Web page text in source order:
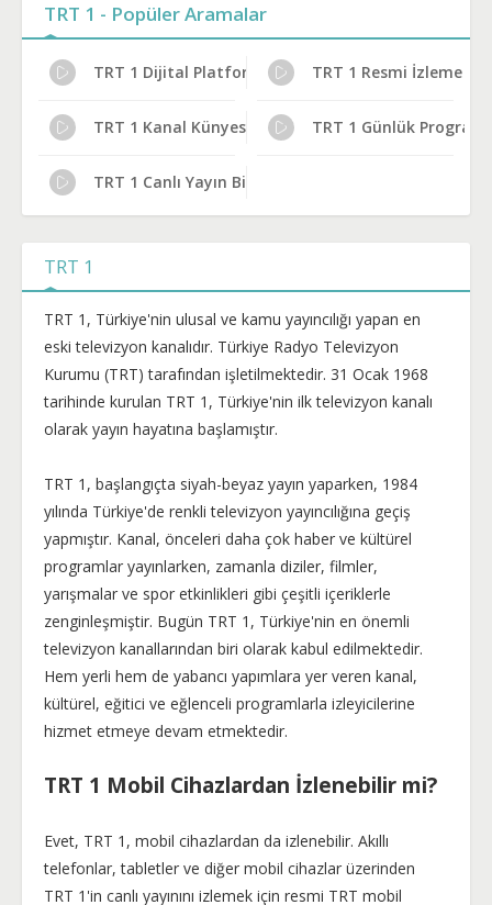
TRT 1 - Popüler Aramalar
TRT 1 Dijital Platform Kanal NoTRT 1 Resmi İzleme
TRT 1 Kanal Künyesi TRT 1 Günlük Program
TRT 1 Canlı Yayın Bilgileri
TRT 1
TRT 1, Türkiye'nin ulusal ve kamu yayıncılığı yapan en
eski televizyon kanalıdır. Türkiye Radyo Televizyon
Kurumu (TRT) tarafından işletilmektedir. 31 Ocak 1968
tarihinde kurulan TRT 1, Türkiye'nin ilk televizyon kanalı
olarak yayın hayatına başlamıştır.
TRT 1, başlangıçta siyah-beyaz yayın yaparken, 1984
yılında Türkiye'de renkli televizyon yayıncılığına geçiş
yapmıştır. Kanal, önceleri daha çok haber ve kültürel
programlar yayınlarken, zamanla diziler, filmler,
yarışmalar ve spor etkinlikleri gibi çeşitli içeriklerle
zenginleşmiştir. Bugün TRT 1, Türkiye'nin en önemli
televizyon kanallarından biri olarak kabul edilmektedir.
Hem yerli hem de yabancı yapımlara yer veren kanal,
kültürel, eğitici ve eğlenceli programlarla izleyicilerine
hizmet etmeye devam etmektedir.
TRT 1 Mobil Cihazlardan İzlenebilir mi?
Evet, TRT 1, mobil cihazlardan da izlenebilir. Akıllı
telefonlar, tabletler ve diğer mobil cihazlar üzerinden
TRT 1'in canlı yayınını izlemek için resmi TRT mobil